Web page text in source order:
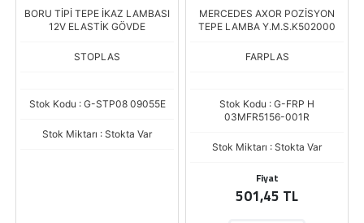
BORU TİPİ TEPE İKAZ LAMBASI
12V ELASTİK GÖVDE
STOPLAS
Stok Kodu : G-STP08 09055E
Stok Miktarı : Stokta Var
MERCEDES AXOR POZİSYON
TEPE LAMBA Y.M.S.K502000
FARPLAS
Stok Kodu : G-FRP H
03MFR5156-001R
Stok Miktarı : Stokta Var
Fiyat
501,45 TL